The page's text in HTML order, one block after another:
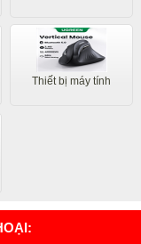
Thiết bị máy tính